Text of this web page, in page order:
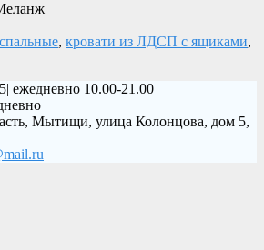
, кровати из ЛДСП с ящиками,
ежедневно 10.00-21.00
Мытищи, улица Колонцова, дом 5,